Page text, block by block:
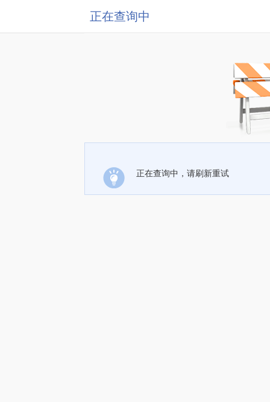
正在查询中
正在查询中，请刷新重试